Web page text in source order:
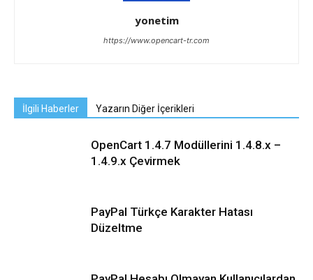
yonetim
https://www.opencart-tr.com
İlgili Haberler Yazarın Diğer İçerikleri
OpenCart 1.4.7 Modüllerini 1.4.8.x –
1.4.9.x Çevirmek
PayPal Türkçe Karakter Hatası
Düzeltme